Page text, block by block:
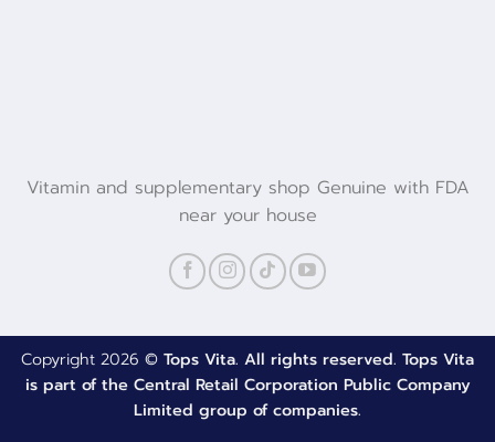
Vitamin and supplementary shop Genuine with FDA
near your house
Copyright 2026 © Tops Vita. All rights reserved. Tops Vita
is part of the Central Retail Corporation Public Company
Limited group of companies.